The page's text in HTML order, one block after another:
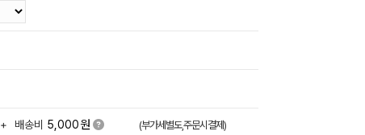
+ 배송비 5,000원 (부가세별도,주문시결제)